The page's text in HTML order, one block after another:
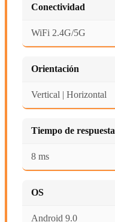
Conectividad
WiFi 2.4G/5G
Orientación
Vertical | Horizontal
Tiempo de respuesta
8 ms
OS
Android 9.0